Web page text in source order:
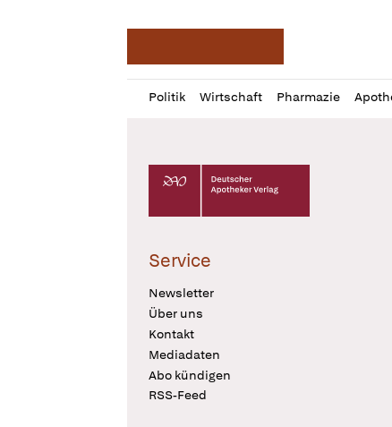
Politik Wirtschaft Pharmazie
Profil
öffnen
Daz
Pur
Deutscher Apotheker Verlag Logo
Service
Newsletter
Über uns
Kontakt
Mediadaten
Abo kündigen
RSS-Feed